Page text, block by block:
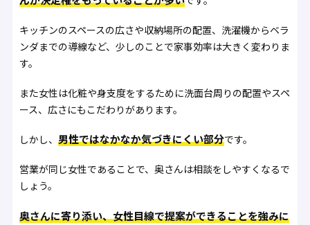
キッチンのスペースの広さや収納場所の配置、洗濯機からベラ
ンダまでの導線など、少しのことで家事効率は大きく変わりま
す。
また女性は化粧や身支度をするために洗面台周りの配置やスペ
ース、広さにもこだわりがあります。
しかし、 男性ではなかなか気づきにくい部分です。
営業が同じ女性であることで、奥さんは相談をしやすくなるで
しょう。
奥さんに寄り添い、女性目線で提案ができることを強みに